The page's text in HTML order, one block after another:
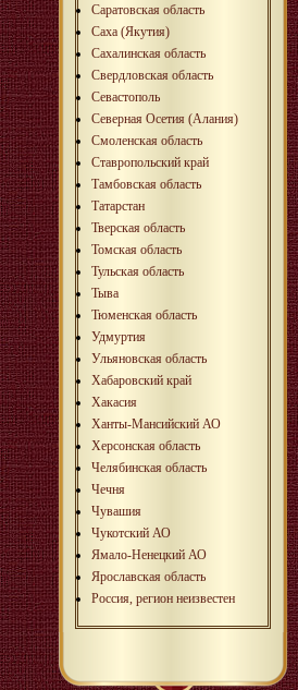
Саратовская область
Саха (Якутия)
Сахалинская область
Свердловская область
Севастополь
Северная Осетия (Алания)
Смоленская область
Ставропольский край
Тамбовская область
Татарстан
Тверская область
Томская область
Тульская область
Тыва
Тюменская область
Удмуртия
Ульяновская область
Хабаровский край
Хакасия
Ханты-Мансийский АО
Херсонская область
Челябинская область
Чечня
Чувашия
Чукотский АО
Ямало-Ненецкий АО
Ярославская область
Россия, регион неизвестен